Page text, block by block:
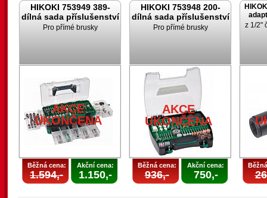
HIKOKI 753949 389-
dílná sada příslušenství
Pro přímé brusky
AKCE
UKONČENA
Běžná cena:
1.594,-
Akční cena:
1.150,-
HIKOKI 753948 200-
dílná sada příslušenství
Pro přímé brusky
AKCE
UKONČENA
Běžná cena:
936,-
Akční cena:
750,-
z 1/2"